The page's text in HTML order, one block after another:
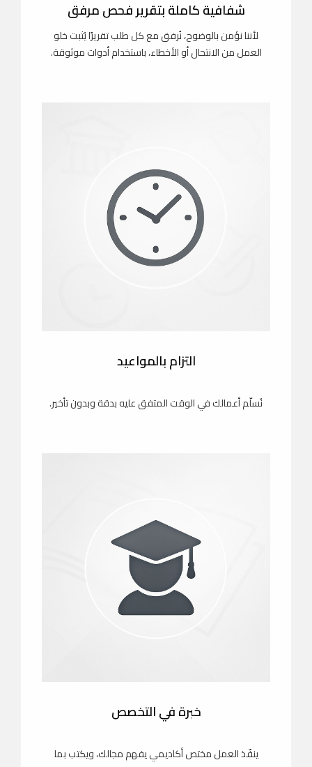
شفافية كاملة بتقرير فحص مرفق
لأننا نؤمن بالوضوح، نُرفق مع كل طلب تقريرًا يُثبت خلو
العمل من الانتحال أو الأخطاء، باستخدام أدوات موثوقة.
التزام بالمواعيد
نُسلّم أعمالك في الوقت المتفق عليه بدقة وبدون تأخير.
خبرة في التخصص
ينفّذ العمل مختص أكاديمي يفهم مجالك، ويكتب بما